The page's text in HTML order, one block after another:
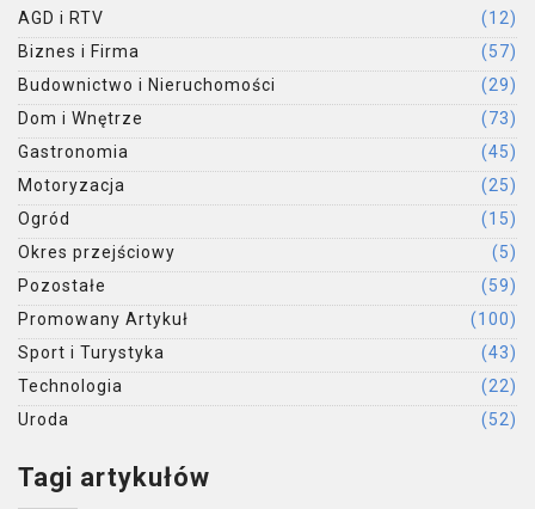
AGD i RTV
(12)
Biznes i Firma
(57)
Budownictwo i Nieruchomości
(29)
Dom i Wnętrze
(73)
Gastronomia
(45)
Motoryzacja
(25)
Ogród
(15)
Okres przejściowy
(5)
Pozostałe
(59)
Promowany Artykuł
(100)
Sport i Turystyka
(43)
Technologia
(22)
Uroda
(52)
Tagi artykułów